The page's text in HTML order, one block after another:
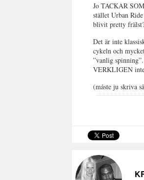
Jo TACKAR
stället Urban
blivit pretty
Det är inte
cykeln och
”vanlig
VERKLIGEN inte
(måste ju skriva